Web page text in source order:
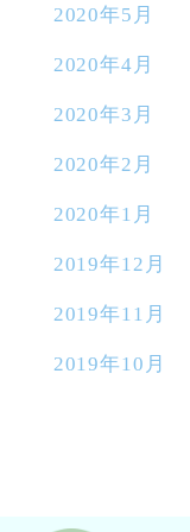
2020年5月
2020年4月
2020年3月
2020年2月
2020年1月
2019年12月
2019年11月
2019年10月